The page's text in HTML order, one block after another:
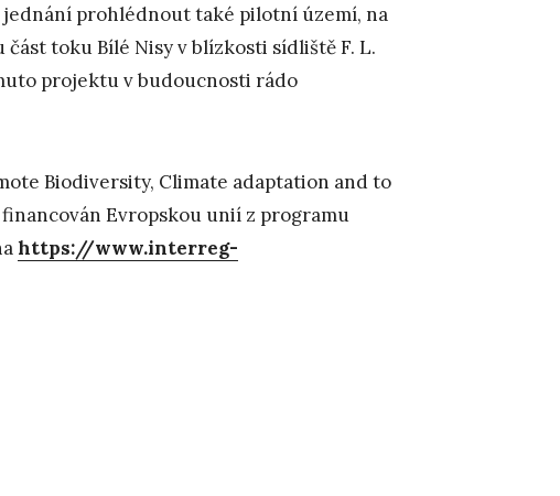
prohlédnout také pilotní území, na
toku Bílé Nisy v blízkosti sídliště F. L.
projektu v budoucnosti rádo
Biodiversity, Climate adaptation and to
Evropskou unií z programu
https://www.interreg-